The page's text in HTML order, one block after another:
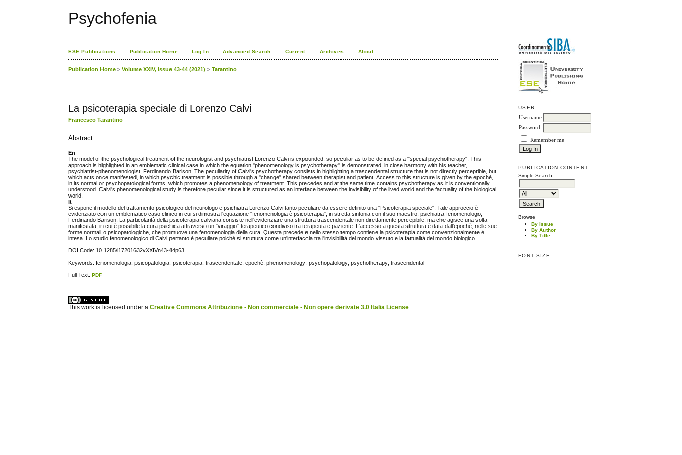
Psychofenia
USER
Username
Password
Remember me
PUBLICATION CONTENT
Simple Search
Browse
By Issue
By Author
By Title
FONT SIZE
ESE Publications Publication Home Log In Advanced Search Current Archives About
Publication Home >Volume XXIV, Issue 43-44 (2021) >Tarantino
La psicoterapia speciale di Lorenzo Calvi
Francesco Tarantino
Abstract
En
The model of the psychological treatment of the neurologist and psychiatrist Lorenzo Calvi is expounded, so peculiar as to be defined as a "special psychotherapy". This
approach is highlighted in an emblematic clinical case in which the equation "phenomenology is psychotherapy" is demonstrated, in close harmony with his teacher,
psychiatrist-phenomenologist, Ferdinando Barison. The peculiarity of Calvi's psychotherapy consists in highlighting a trascendental structure that is not directly perceptible, but
which acts once manifested, in which psychic treatment is possible through a "change" shared between therapist and patient. Access to this structure is given by the epochè,
in its normal or psychopatological forms, which promotes a phenomenology of treatment. This precedes and at the same time contains psychotherapy as it is conventionally
understood. Calvi's phenomenological study is therefore peculiar since it is structured as an interface between the invisibility of the lived world and the factuality of the biological
world.
It
Si espone il modello del trattamento psicologico del neurologo e psichiatra Lorenzo Calvi tanto peculiare da essere definito una "Psicoterapia speciale". Tale approccio è
evidenziato con un emblematico caso clinico in cui si dimostra l'equazione "fenomenologia è psicoterapia", in stretta sintonia con il suo maestro, psichiatra-fenomenologo,
Ferdinando Barison. La particolarità della psicoterapia calviana consiste nell'evidenziare una struttura trascendentale non direttamente percepibile, ma che agisce una volta
manifestata, in cui è possibile la cura psichica attraverso un "viraggio" terapeutico condiviso tra terapeuta e paziente. L'accesso a questa struttura è data dall'epochè, nelle sue
forme normali o psicopatologiche, che promuove una fenomenologia della cura. Questa precede e nello stesso tempo contiene la psicoterapia come convenzionalmente è
intesa. Lo studio fenomenologico di Calvi pertanto è peculiare poiché si struttura come un'interfaccia tra l'invisibilità del mondo vissuto e la fattualità del mondo biologico.
DOI Code: 10.1285/i17201632vXXIVn43-44p63
Keywords: fenomenologia; psicopatologia; psicoterapia; trascendentale; epochè; phenomenology; psychopatology; psychotherapy; trascendental
Full Text:PDF
This work is licensed under aCreative Commons Attribuzione - Non commerciale - Non opere derivate 3.0 Italia License